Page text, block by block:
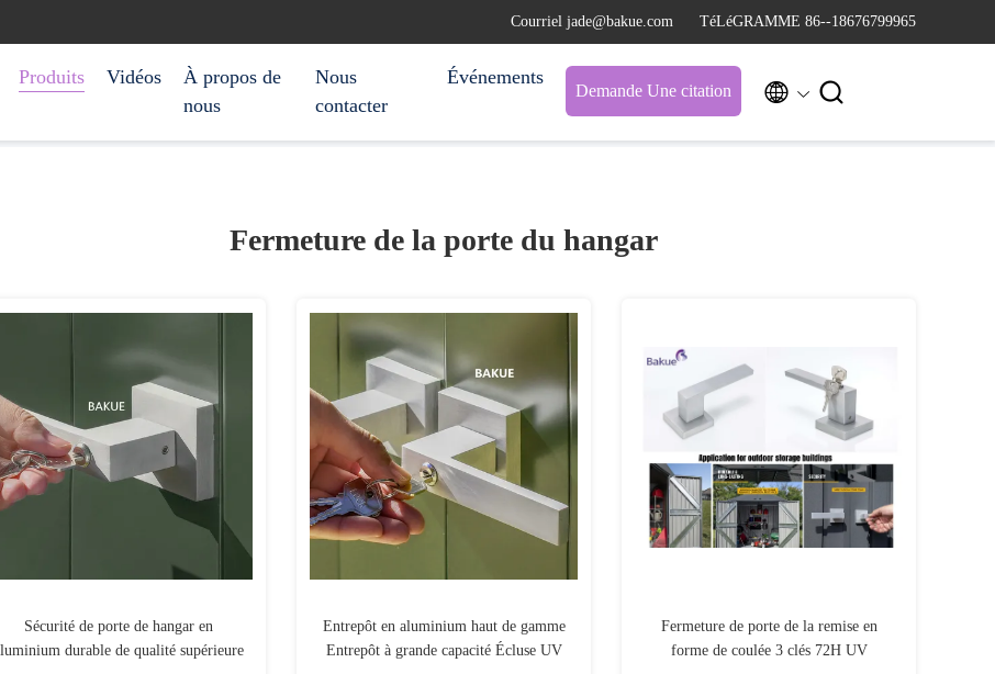
Courriel jade@bakue.com TéLéGRAMME 86--18676799965
Produits Vidéos
À propos de
nous
Nous
contacter
Événements
Demande Une citation  
Fermeture de la porte du hangar
Sécurité de porte de hangar en
durable de qualité supérieure
Entrepôt en aluminium haut de gamme
Entrepôt à grande capacité Écluse UV
Fermeture de porte de la remise en
forme de coulée 3 clés 72H UV